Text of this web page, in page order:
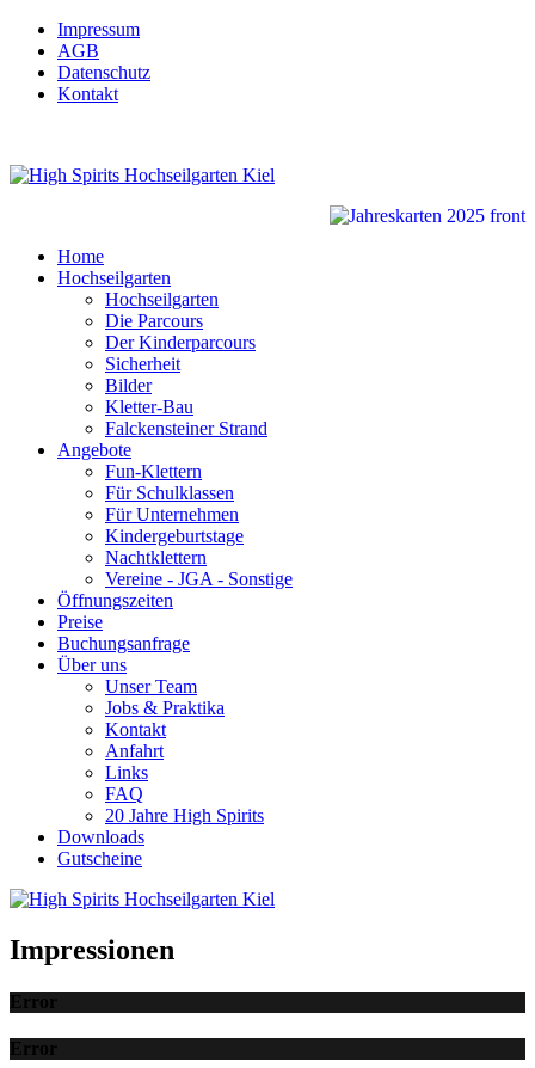
Impressum
AGB
Datenschutz
Kontakt
Home
Hochseilgarten
Hochseilgarten
Die Parcours
Der Kinderparcours
Sicherheit
Bilder
Kletter-Bau
Falckensteiner Strand
Angebote
Fun-Klettern
Für Schulklassen
Für Unternehmen
Kindergeburtstage
Nachtklettern
Vereine - JGA - Sonstige
Öffnungszeiten
Preise
Buchungsanfrage
Über uns
Unser Team
Jobs & Praktika
Kontakt
Anfahrt
Links
FAQ
20 Jahre High Spirits
Downloads
Gutscheine
Impressionen
Error
Error